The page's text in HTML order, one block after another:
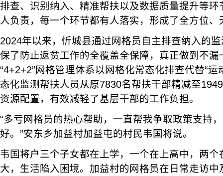
排查、识别纳入、精准帮扶以及数据质量提升等
人负责，每一个环节都有人落实，形成了全方位
2024年以来，忻城县通过网格员自主排查纳入的
保了防止返贫工作的全覆盖全保障，真正做到不漏
“4+2+2”网格管理体系以网格化常态化排查代替“运
态化监测帮扶人员从原7830名帮扶干部精减至
资源配置，有效减轻了基层干部的工作负担。
“多亏网格员的热心帮助，一直帮我争取政策支持
好。”安东乡加益村加益屯的村民韦国将说。
韦国将户三个子女都在上学，一个在上高中，两
大，生活陷入困境。加益村的网格员在日常走访